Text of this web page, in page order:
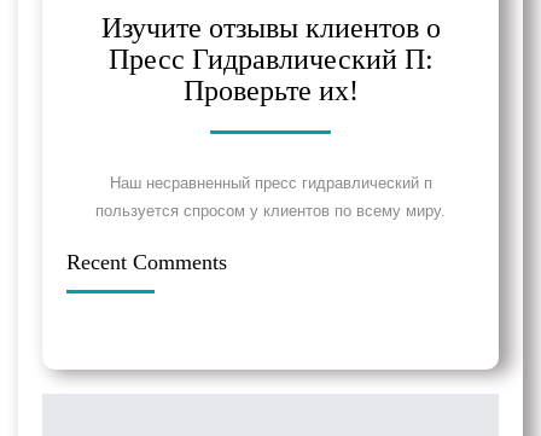
Изучите отзывы клиентов о
Пресс Гидравлический П:
Проверьте их!
Наш несравненный пресс гидравлический п
пользуется спросом у клиентов по всему миру.
Recent Comments